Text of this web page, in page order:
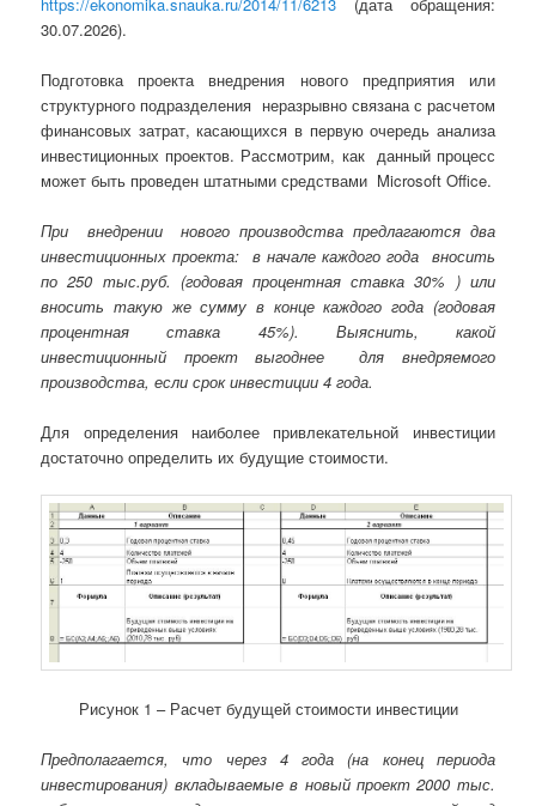
30.07.2026).
Подготовка проекта внедрения нового предприятия или
структурного подразделения неразрывно связана с расчетом
финансовых затрат, касающихся в первую очередь анализа
инвестиционных проектов. Рассмотрим, как данный процесс
может быть проведен штатными средствами Microsoft Office.
При внедрении нового производства предлагаются два
инвестиционных проекта: в начале каждого года вносить
по 250 тыс.руб. (годовая процентная ставка 30% ) или
вносить такую же сумму в конце каждого года (годовая
процентная ставка 45%). Выяснить, какой
инвестиционный проект выгоднее для внедряемого
производства, если срок инвестиции 4 года.
Для определения наиболее привлекательной инвестиции
достаточно определить их будущие стоимости.
Рисунок 1 – Расчет будущей стоимости инвестиции
Предполагается, что через 4 года (на конец периода
инвестирования) вкладываемые в новый проект 2000 тыс.